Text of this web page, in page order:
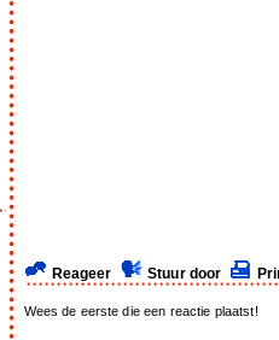
Reageer Stuur door
Wees de eerste die een reactie plaatst!